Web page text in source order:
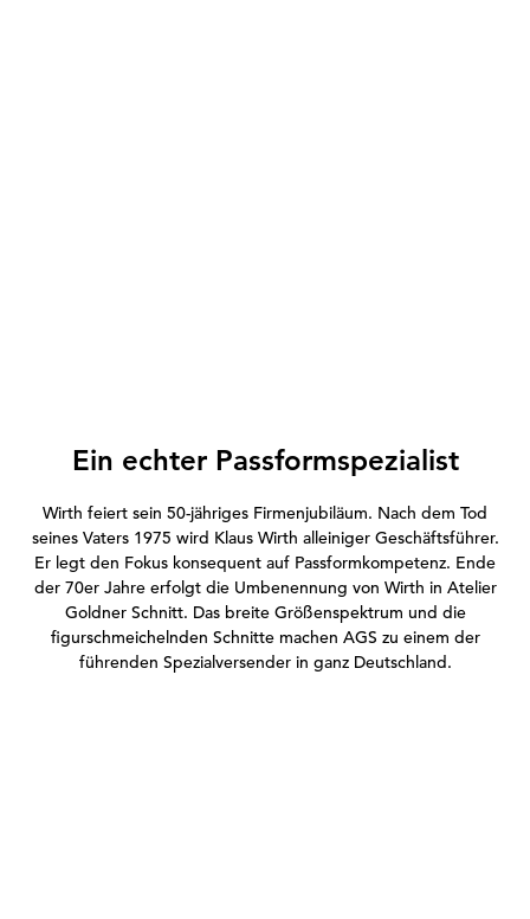
Ein echter Passformspezialist
Wirth feiert sein 50-jähriges Firmenjubiläum. Nach dem Tod
seines Vaters 1975 wird Klaus Wirth alleiniger Geschäftsführer.
Er legt den Fokus konsequent auf Passformkompetenz. Ende
der 70er Jahre erfolgt die Umbenennung von Wirth in Atelier
Goldner Schnitt. Das breite Größenspektrum und die
figurschmeichelnden Schnitte machen AGS zu einem der
führenden Spezialversender in ganz Deutschland.